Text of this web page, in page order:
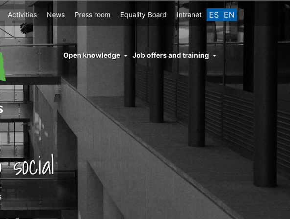
ES EN
Activities News Press room Equality Board Intranet
menu
cchs
conocimiento
abierto
Open knowledge Job offers and training